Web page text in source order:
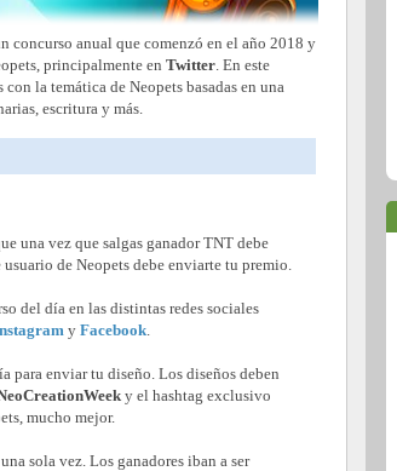
concurso anual que comenzó en el año 2018 y
principalmente en Twitter. En este
la temática de Neopets basadas en una
escritura y más.
una vez que salgas ganador TNT debe
de Neopets debe enviarte tu premio.
del día en las distintas redes sociales
y Facebook.
para enviar tu diseño. Los diseños deben
y el hashtag exclusivo
mucho mejor.
sola vez. Los ganadores iban a ser